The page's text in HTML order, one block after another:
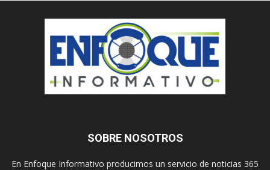
SOBRE NOSOTROS
En Enfoque Informativo producimos un servicio de noticias 365